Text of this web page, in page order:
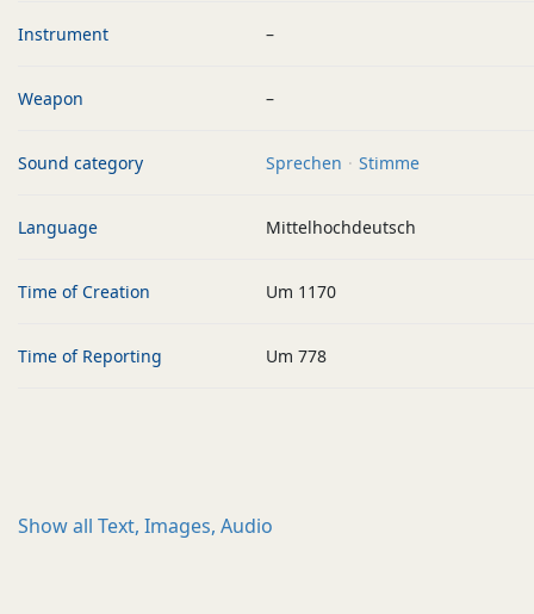
Instrument –
Weapon –
Sound category Sprechen Stimme
Language Mittelhochdeutsch
Time of Creation Um 1170
Time of Reporting Um 778
Show all Text, Images, Audio